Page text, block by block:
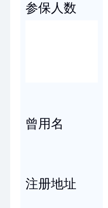
参保人数
曾用名
注册地址